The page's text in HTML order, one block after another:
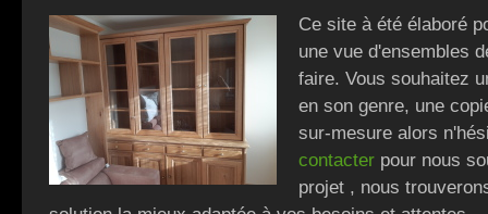
Ce site à été élaboré
une vue d'ensembles
faire. Vous souhaitez
en son genre, une
sur-mesure alors
contacter pour nous
projet , nous